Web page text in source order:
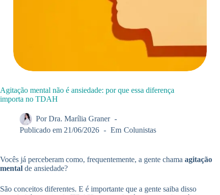
Agitação mental não é ansiedade: por que essa diferença
importa no TDAH
Por Dra. Marília Graner
Publicado em 21/06/2026 Em Colunistas
Vocês já perceberam como, frequentemente, a gente chama agitação
mental de ansiedade?
São conceitos diferentes. E é importante que a gente saiba disso